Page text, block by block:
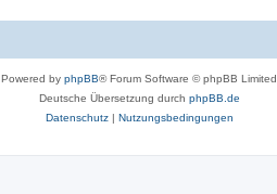
Powered by phpBB® Forum Software © phpBB Limited
Deutsche Übersetzung durch phpBB.de
Datenschutz| Nutzungsbedingungen